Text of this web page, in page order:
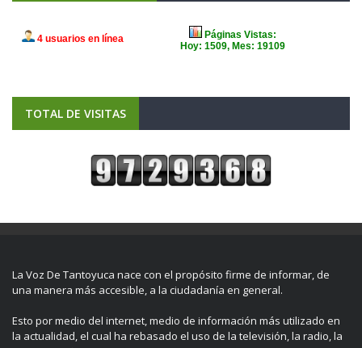
TOTAL DE VISITAS
La Voz De Tantoyuca nace con el propósito firme de informar, de
una manera más accesible, a la ciudadanía en general.
Esto por medio del internet, medio de información más utilizado en
la actualidad, el cual ha rebasado el uso de la televisión, la radio, la